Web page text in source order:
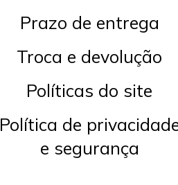
Prazo de entrega
Troca e devolução
Políticas do site
Política de
e segurança